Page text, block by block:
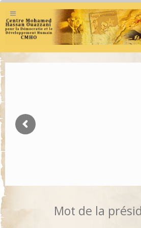
Mot de la